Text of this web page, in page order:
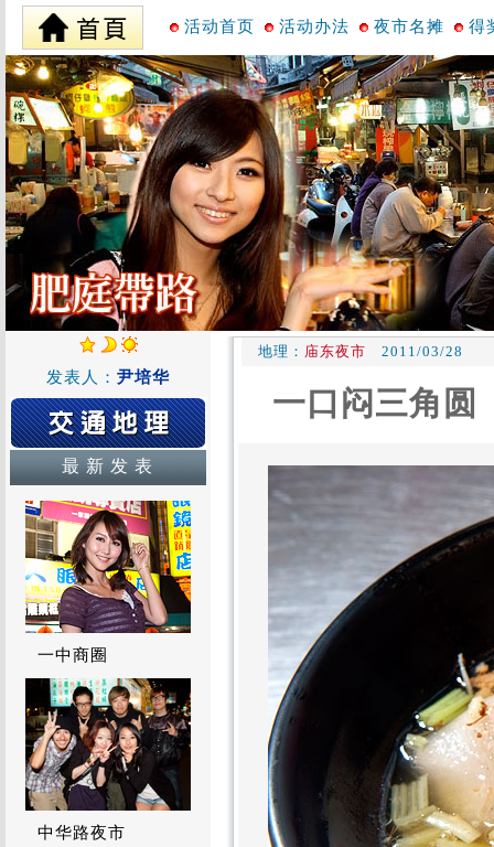
活动首页 活动办法 夜市名摊 得
发表人： 尹培华
最 新 发 表
一中商圈
中华路夜市
地理： 庙东夜市 2011/03/28
一口闷三角圆